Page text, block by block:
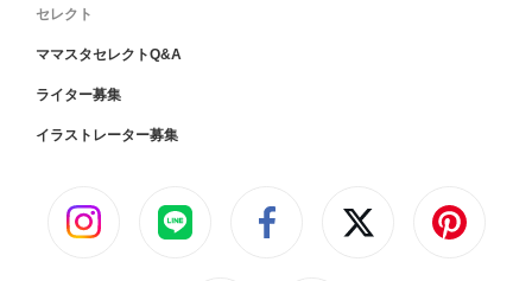
セレクト
ママスタセレクトQ&A
ライター募集
イラストレーター募集